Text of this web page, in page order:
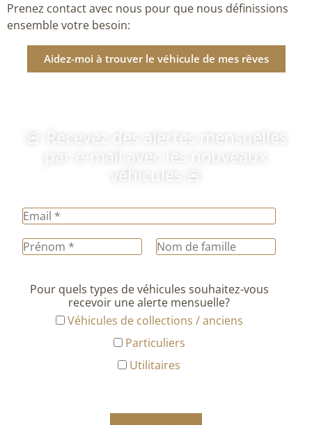
Prenez contact avec nous pour que nous définissions
ensemble votre besoin:
Aidez-moi à trouver le véhicule de mes rêves
🚨 Recevez des alertes mensuelles
par e-mail avec les nouveaux
véhicules 🚨
Pour quels types de véhicules souhaitez-vous
recevoir une alerte mensuelle?
Véhicules de collections / anciens
Particuliers
Utilitaires